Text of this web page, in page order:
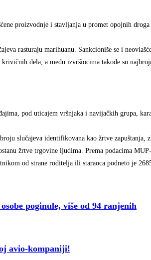
proizvodnje i stavljanja u promet opojnih
rasturaju marihuanu. Sankcioniše se i
dela, a među izvršiocima takođe su
pod uticajem vršnjaka i navijačkih grupa,
slučajeva identifikovana kao žrtve zapuštanja,
žrtve trgovine ljudima. Prema podacima
od strane roditelja ili staraoca podneto je
poginule, više od 94 ranjenih
avio-kompaniji!